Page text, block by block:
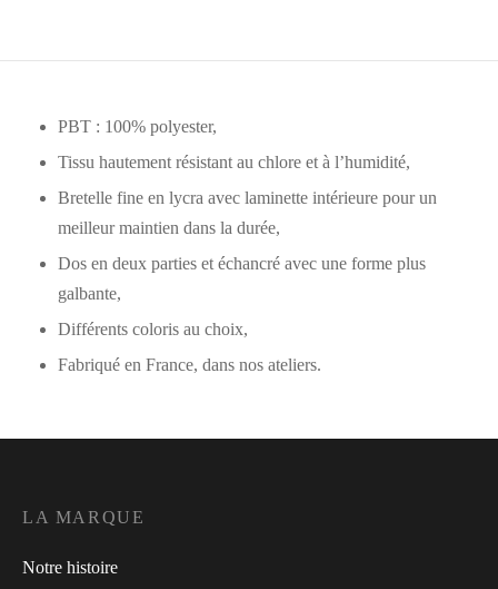
PBT : 100% polyester,
Tissu hautement résistant au chlore et à l’humidité,
Bretelle fine en lycra avec laminette intérieure pour un
meilleur maintien dans la durée,
Dos en deux parties et échancré avec une forme plus
galbante,
Différents coloris au choix,
Fabriqué en France, dans nos ateliers.
LA MARQUE
Notre histoire